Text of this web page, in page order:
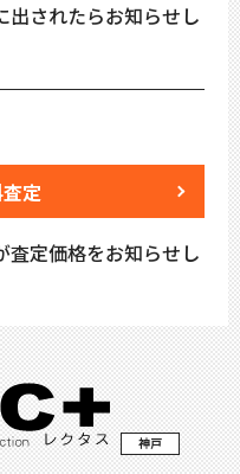
出されたらお知らせし
定
査定価格をお知らせし
神戸